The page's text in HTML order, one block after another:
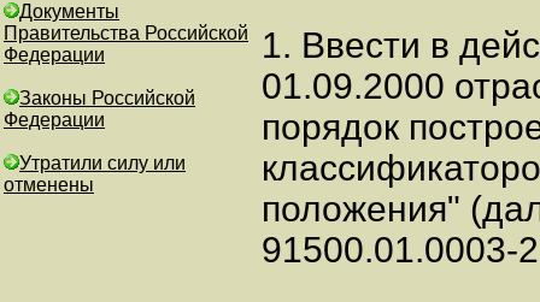
Документы
Правительства Российской
Федерации
Законы Российской
Федерации
Утратили силу или
отменены
1. Ввести в
01.09.2000
порядок
положения"
91500.01.0003-